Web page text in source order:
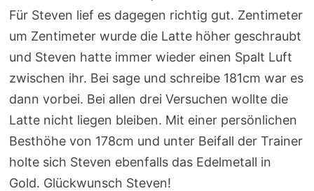
Für Steven lief es dagegen richtig gut. Zentimeter
um Zentimeter wurde die Latte höher geschraubt
und Steven hatte immer wieder einen Spalt Luft
zwischen ihr. Bei sage und schreibe 181cm war es
dann vorbei. Bei allen drei Versuchen wollte die
Latte nicht liegen bleiben. Mit einer persönlichen
Besthöhe von 178cm und unter Beifall der Trainer
holte sich Steven ebenfalls das Edelmetall in
Gold. Glückwunsch Steven!